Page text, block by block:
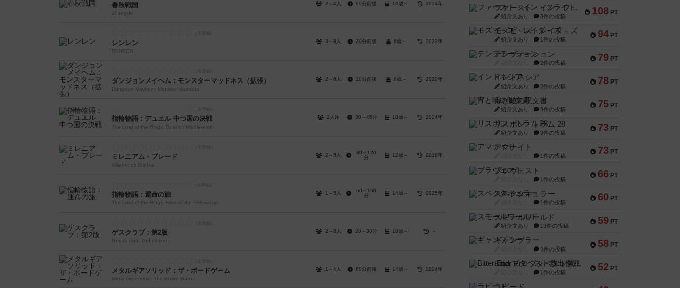
春秋戦国
Zhanguo
2～4人 90分前後 12歳～ 2014年
レンレン
RENREN
3～8人 20分前後 6歳～ 2023年
ダンジョンメイヘム：モンスターマッドネス（拡張）
Dungeon Mayhem: Monster Madness
2～6人 10分前後 8歳～ 2020年
指輪物語：デュエル 中つ国の決戦
The Lord of the Rings: Duel for Middle-earth
2人用 30～45分 10歳～ 2024年
ミレニアム・ブレード
Millennium Blades
2～5人
80～120
分
12歳～ 2016年
指輪物語：運命の旅
The Lord of the Rings: Fate of the Fellowship
1～5人
60～150
分
14歳～ 2025年
ゲスクラブ：第2版
Guess club: 2nd edition
2～8人 20～30分 10歳～ －
メタルギアソリッド：ザ・ボードゲーム
Metal Gear Solid: The Board Game
1～4人 60分前後 14歳～ 2024年
108 PT
ファースト・イン・フライト
紹介文あり 3件の投稿
94 PT
モズビ－ズ・レイダ－ズ
紹介文あり 1件の投稿
79 PT
テンプテーション
2件の投稿
78 PT
インドネシア
紹介文あり 2件の投稿
75 PT
宵と暁の呪文書
紹介文あり 8件の投稿
73 PT
リスボン・トラム 28
紹介文あり 9件の投稿
73 PT
アマナイト
1件の投稿
66 PT
ブラヴェスト
1件の投稿
60 PT
スペクタキュラー
1件の投稿
59 PT
スモールワールド
紹介文あり 13件の投稿
58 PT
ギャンブラー
2件の投稿
52 PT
Bitter End ブタペスト救出作戦
1件の投稿